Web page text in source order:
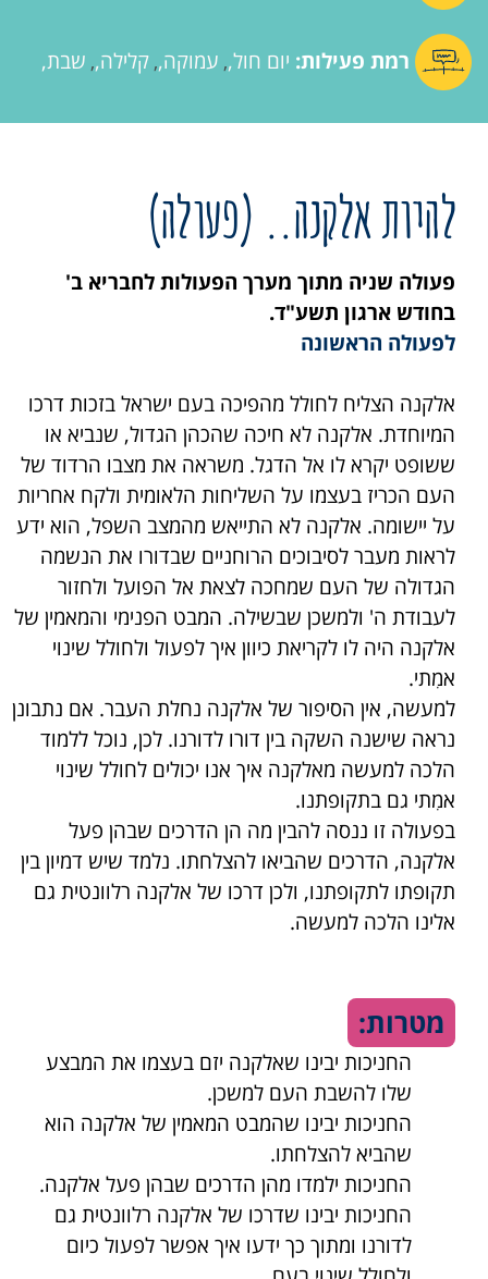
רמת פעילות: יום חול , עמוקה , קלילה , שבת
להיות אלקנה.. (פעולה)
פעולה שניה מתוך מערך הפעולות לחבריא ב'
בחודש ארגון תשע"ד.
לפעולה הראשונה
אלקנה הצליח לחולל מהפיכה בעם ישראל בזכות דרכו
המיוחדת. אלקנה לא חיכה שהכהן הגדול, שנביא או
ששופט יקרא לו אל הדגל. משראה את מצבו הרדוד של
העם הכריז בעצמו על השליחות הלאומית ולקח אחריות
על יישומה. אלקנה לא התייאש מהמצב השפל, הוא ידע
לראות מעבר לסיבוכים הרוחניים שבדורו את הנשמה
הגדולה של העם שמחכה לצאת אל הפועל ולחזור
לעבודת ה' ולמשכן שבשילה. המבט הפנימי והמאמין של
אלקנה היה לו לקריאת כיוון איך לפעול ולחולל שינוי
אמִתי.
למעשה, אין הסיפור של אלקנה נחלת העבר. אם נתבונן
נראה שישנה השקה בין דורו לדורנו. לכן, נוכל ללמוד
הלכה למעשה מאלקנה איך אנו יכולים לחולל שינוי
אמִתי ­­­גם בתקופתנו.
בפעולה זו ננסה להבין מה הן הדרכים שבהן פעל
אלקנה, הדרכים שהביאו להצלחתו. נלמד שיש דמיון בין
תקופתו לתקופתנו, ולכן דרכו של אלקנה רלוונטית גם
אלינו הלכה למעשה.
מטרות:
החניכות יבינו שאלקנה יזם בעצמו את המבצע
שלו להשבת העם למשכן.
החניכות יבינו שהמבט המאמין של אלקנה הוא
שהביא להצלחתו.
החניכות ילמדו מהן הדרכים שבהן פעל אלקנה.
החניכות יבינו שדרכו של אלקנה רלוונטית גם
לדורנו ומתוך כך ידעו איך אפשר לפעול כיום